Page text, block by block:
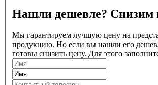
Нашли дешевле? Снизим
Мы гарантируем лучшую цену на
продукцию. Но если вы нашли его
готовы снизить цену. Для этого